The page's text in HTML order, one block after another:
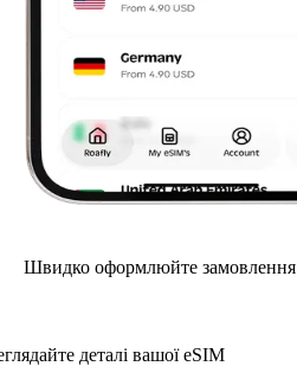
Швидко оформлюйте замовлення
деталі вашої eSIM